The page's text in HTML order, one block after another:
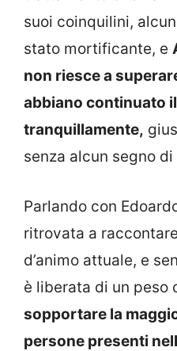
suoi coinquilini,
stato mortificante, e
non riesce a
abbiano continuato
tranquillamente,
senza alcun segno
Parlando con
ritrovata a
d’animo attuale, e
è liberata di un peso
sopportare la
persone presenti